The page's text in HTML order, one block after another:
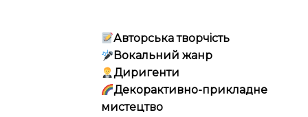
Авторська творчість
Вокальний жанр
Диригенти
Декорактивно-прикладне
мистецтво